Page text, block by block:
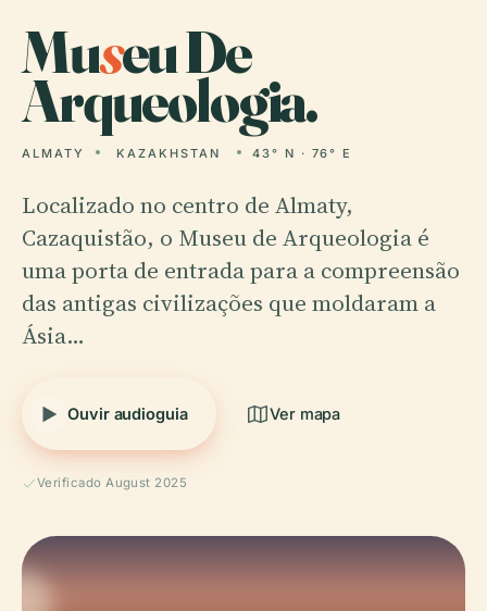
Museu De
Arqueologia.
ALMATY KAZAKHSTAN 43° N · 76° E
Localizado no centro de Almaty,
Cazaquistão, o Museu de Arqueologia é
uma porta de entrada para a compreensão
das antigas civilizações que moldaram a
Ásia…
Ouvir audioguia Ver mapa
Verificado August 2025